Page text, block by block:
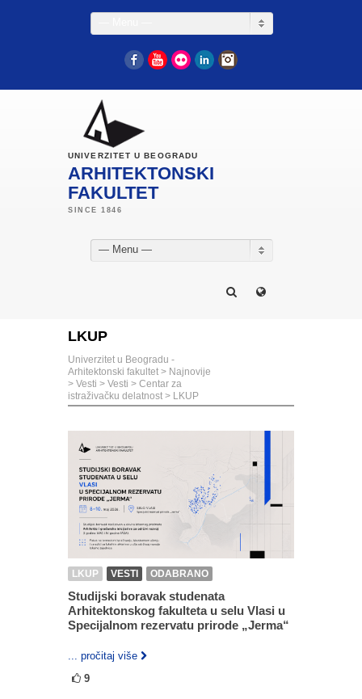
FacebookYouTube
Flickr LinkedIn
UNIVERZITET U BEOGRADU
ARHITEKTONSKI
FAKULTET
— Menu —
LKUP
Univerzitet u Beogradu -
Arhitektonski fakultet > Najnovije
> Vesti > Vesti > Centar za
istraživačku delatnost > LKUP
LKUP VESTI ODABRANO
Studijski boravak studenata
Arhitektonskog fakulteta u selu Vlasi u
Specijalnom rezervatu prirode „Jerma“
... pročitaj više
9